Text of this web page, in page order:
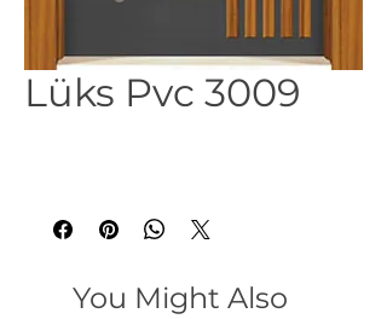
Lüks Pvc 3009
You Might Also